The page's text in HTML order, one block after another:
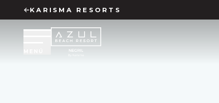
KARISMA RESORTS